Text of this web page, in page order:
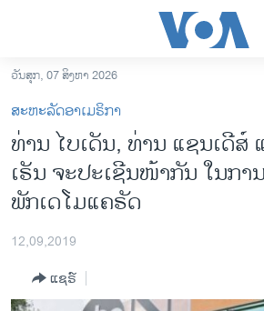
ເຂົ້າ
ຫາ
ຂ້າມ
ຂ້າມ
ຂ້າມ
ໄປ
ຫາ
ຊອກ
ລາວ
ອາເມຣິກາ
ການເລືອກຕັ້ງ ປະທານາທີບໍດີ ສະຫະລັດ 2024
ວັນສຸກ, 07 ສິງຫາ 2026
ສະຫະລັດອາເມຣິກາ
ທ່ານ ໄບ​ເດັນ, ທ່ານ ແຊນ​ເດີ​ສ໌
ເຣັນ ຈະ​ປະ​ເຊີນ​ໜ້າ​ກັນ ​ໃນ​ກາ
ພັກ​ເດ​ໂມ​ແຄ​ຣັດ
12,09,2019
ແຊຣ໌